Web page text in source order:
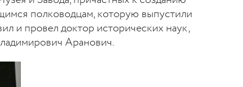
полководцам, которую выпустили
и провел доктор исторических наук,
Аранович.